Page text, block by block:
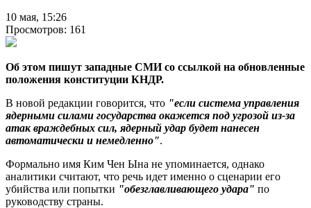
10 мая, 15:26
Просмотров: 161
Об этом пишут западные СМИ со ссылкой на обновленные
положения конституции КНДР.
В новой редакции говорится, что "если система управления
ядерными силами государства окажется под угрозой из-за
атак враждебных сил, ядерный удар будет нанесен
автоматически и немедленно".
Формально имя Ким Чен Ына не упоминается, однако
аналитики считают, что речь идет именно о сценарии его
убийства или попытки "обезглавливающего удара" по
руководству страны.